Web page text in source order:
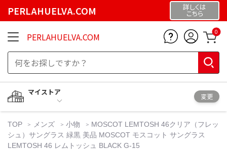
PERLAHUELVA.COM 詳しくは
こちら
PERLAHUELVA.COM 0
マイストア
変更
TOP メンズ 小物
MOSCOT LEMTOSH 46クリア（フレッ
シュ）サングラス 緑黒 美品 MOSCOT モスコット サングラス
LEMTOSH 46 レムトッシュ BLACK G-15